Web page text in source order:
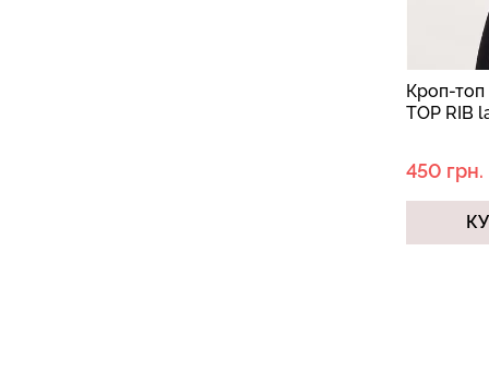
Кроп-топ
TOP RIB
450 грн.